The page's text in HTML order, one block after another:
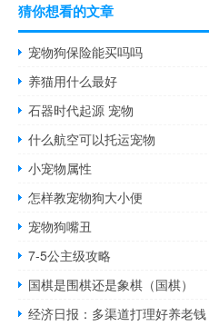
猜你想看的文章
宠物狗保险能买吗吗
养猫用什么最好
石器时代起源 宠物
什么航空可以托运宠物
小宠物属性
怎样教宠物狗大小便
宠物狗嘴丑
7-5公主级攻略
国棋是围棋还是象棋（国棋）
经济日报：多渠道打理好养老钱